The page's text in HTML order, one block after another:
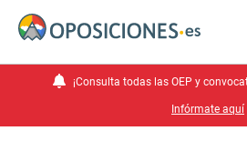
¡Consulta todas las OEP y
Infórmate aquí